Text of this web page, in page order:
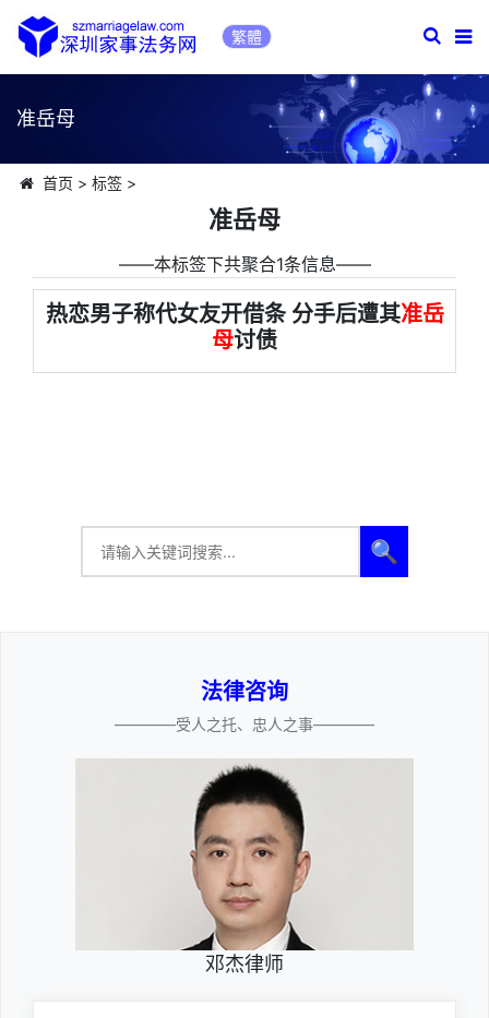
繁體
准岳母
首页 > 标签>
准岳母
――本标签下共聚合1条信息――
热恋男子称代女友开借条 分手后遭其准岳
母讨债
🔍
法律咨询
————受人之托、忠人之事————
邓杰律师